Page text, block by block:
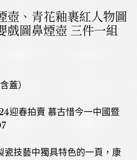
壺、青花釉裹紅人物圖
戲圖鼻煙壺 三件一組
蓋）
迎春拍賣 慕古惜今一中國暨
瓷技藝中獨具特色的一頁，康